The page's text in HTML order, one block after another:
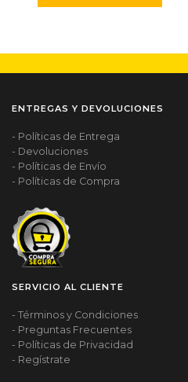
ENTREGAS Y DEVOLUCIONES
- Políticas de Entrega
- Devoluciones
- Políticas de Envío
- Políticas de Compra
SERVICIO AL CLIENTE
- Términos y Condiciones
- Preguntas Frecuentes
- Políticas de Privacidad
- Regístrate